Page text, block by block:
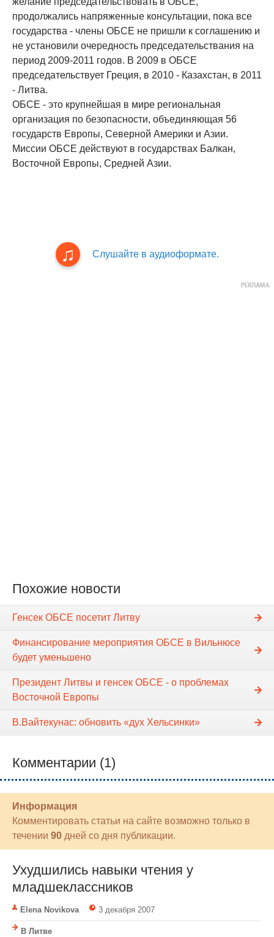
продолжались напряженные консультации, пока все
государства - члены ОБСЕ не пришли к соглашению и
не установили очередность председательствания на
период 2009-2011 годов. В 2009 в ОБСЕ
председательствует Греция, в 2010 - Казахстан, в 2011
- Литва.
ОБСЕ - это крупнейшая в мире региональная
организация по безопасности, объединяющая 56
государств Европы, Северной Америки и Азии.
Миссии ОБСЕ действуют в государствах Балкан,
Восточной Европы, Средней Азии.
Слушайте в аудиоформате.
Похожие новости
Генсек ОБСЕ посетит Литву
Финансирование мероприятия ОБСЕ в Вильнюсе
будет уменьшено
Президент Литвы и генсек ОБСЕ - о проблемах
Восточной Европы
В.Вайтекунас: обновить «дух Хельсинки»
Комментарии (1)
Информация
Комментировать статьи на сайте возможно только в
течении 90 дней со дня публикации.
Ухудшились навыки чтения у
младшеклассников
Elena Novikova 3 декабря 2007
В Литве